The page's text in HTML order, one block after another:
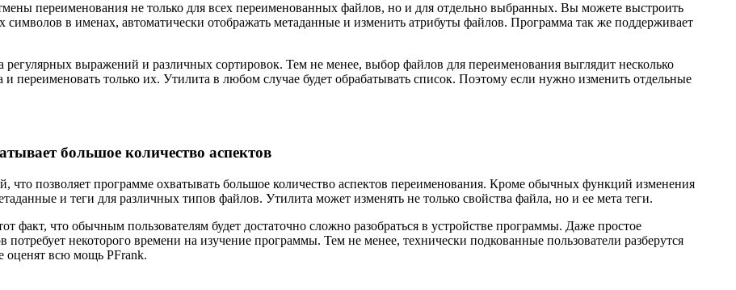
переименования не только для всех переименованных файлов, но и для отдельно выбранных. Вы можете выстроить
символов в именах, автоматически отображать метаданные и изменить атрибуты файлов. Программа так же поддерживает
выражений и различных сортировок. Тем не менее, выбор файлов для переименования выглядит несколько
только их. Утилита в любом случае будет обрабатывать список. Поэтому если нужно изменить отдельные
большое количество аспектов
что позволяет программе охватывать большое количество аспектов переименования. Кроме обычных функций изменения
и теги для различных типов файлов. Утилита может изменять не только свойства файла, но и ее мета теги.
факт, что обычным пользователям будет достаточно сложно разобраться в устройстве программы. Даже простое
некоторого времени на изучение программы. Тем не менее, технически подкованные пользователи разберутся
оценят всю мощь PFrank.